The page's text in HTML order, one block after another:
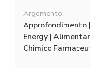
Argomento:
Approfondimento
Energy |
Chimico